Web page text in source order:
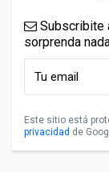
Subscribite
sorprenda
Este sitio está
privacidad de